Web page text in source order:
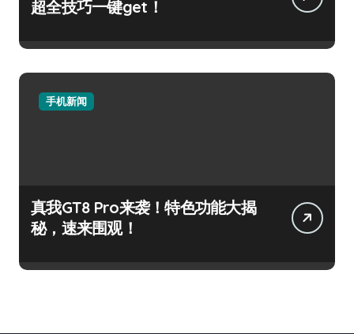
超全技巧一键get！
手机新闻
真我GT8 Pro来袭！特色功能大揭
秘，速来围观！